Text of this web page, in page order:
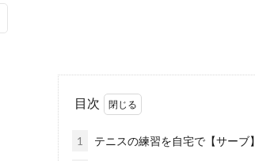
目次
1 テニスの練習を自宅で【サーブ】